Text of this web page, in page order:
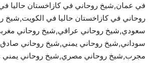
في عمان,شيخ روحاني في كازاخستان حاليا
روحاني في كازاخستان حاليا في الكويت,شيخ
سعودي,شيخ روحاني عراقي,شيخ روحاني
سوداني,شيخ روحاني يمني,شيخ روحاني
مجرب,شيخ روحاني مصري,شيخ روحاني